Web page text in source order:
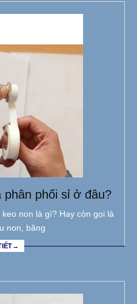
phân phối sỉ ở đâu?
non là gì? Hay còn gọi là
non, băng